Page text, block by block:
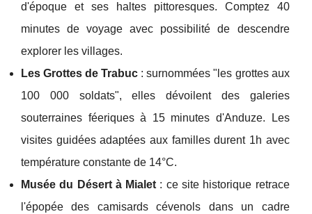
d'époque et ses haltes pittoresques. Comptez 40
minutes de voyage avec possibilité de descendre
explorer les villages.
Les Grottes de Trabuc : surnommées "les grottes aux
100 000 soldats", elles dévoilent des galeries
souterraines féeriques à 15 minutes d'Anduze. Les
visites guidées adaptées aux familles durent 1h avec
température constante de 14°C.
Musée du Désert à Mialet: ce site historique retrace
l'épopée des camisards cévenols dans un cadre